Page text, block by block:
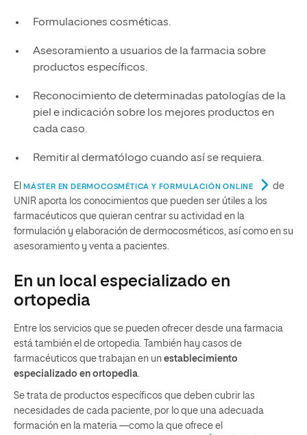
Formulaciones cosméticas.
Asesoramiento a usuarios de la farmacia sobre
productos específicos.
Reconocimiento de determinadas patologías de la
piel e indicación sobre los mejores productos en
cada caso.
Remitir al dermatólogo cuando así se requiera.
El MÁSTER EN DERMOCOSMÉTICA Y FORMULACIÓN ONLINE
de
UNIR aporta los conocimientos que pueden ser útiles a los
farmacéuticos que quieran centrar su actividad en la
formulación y elaboración de dermocosméticos, así como en su
asesoramiento y venta a pacientes.
En un local especializado en
ortopedia
Entre los servicios que se pueden ofrecer desde una farmacia
está también el de ortopedia. También hay casos de
farmacéuticos que trabajan en un establecimiento
especializado en ortopedia
Se trata de productos específicos que deben cubrir las
necesidades de cada paciente, por lo que una adecuada
formación en la materia —como la que ofrece el